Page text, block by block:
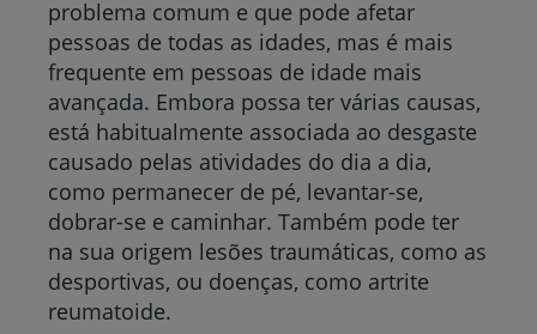
problema comum e que pode afetar
pessoas de todas as idades, mas é mais
frequente em pessoas de idade mais
avançada. Embora possa ter várias causas,
está habitualmente associada ao desgaste
causado pelas atividades do dia a dia,
como permanecer de pé, levantar-se,
dobrar-se e caminhar. Também pode ter
na sua origem lesões traumáticas, como as
desportivas, ou doenças, como artrite
reumatoide.